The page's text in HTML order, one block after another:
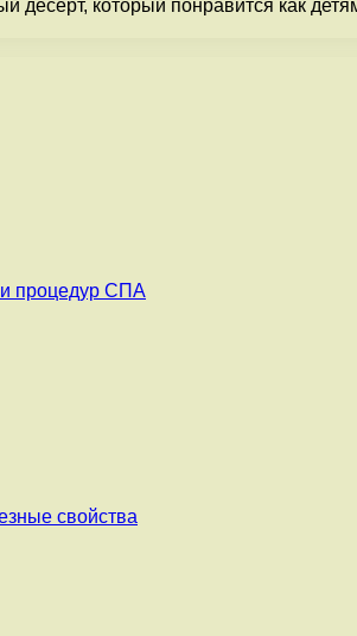
десерт, который понравится как
и процедур СПА
свойства